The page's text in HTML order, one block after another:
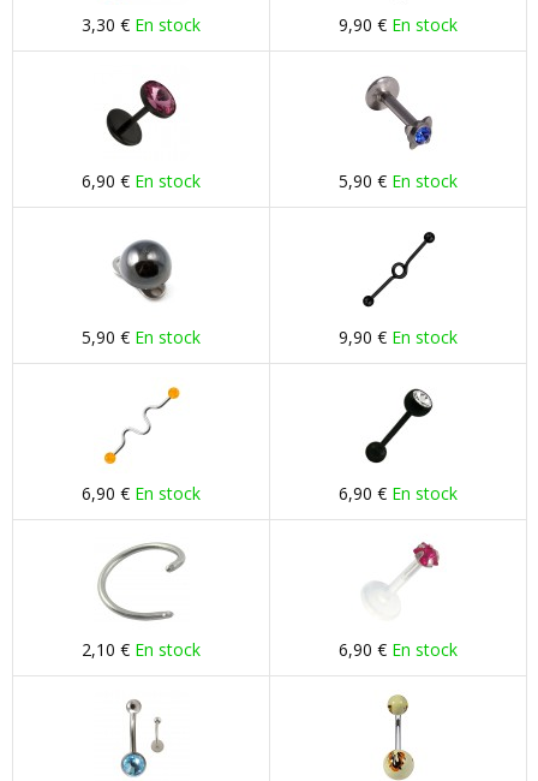
3,30 € En stock 9,90 € En stock
6,90 € En stock 5,90 € En stock
5,90 € En stock 9,90 € En stock
6,90 € En stock 6,90 € En stock
2,10 € En stock 6,90 € En stock